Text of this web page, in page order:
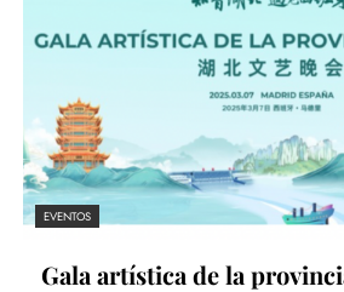
EVENTOS
Gala artística de la